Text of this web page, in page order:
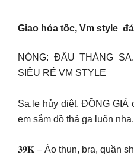
Giao hỏa tốc, Vm style
NÓNG: ĐẦU THÁNG
SIÊU RẺ VM STYLE
Sa.le hủy diệt, ĐỒNG
em sắm đồ thả ga luôn
𝟑𝟗𝐊 – Áo thun, bra, quần